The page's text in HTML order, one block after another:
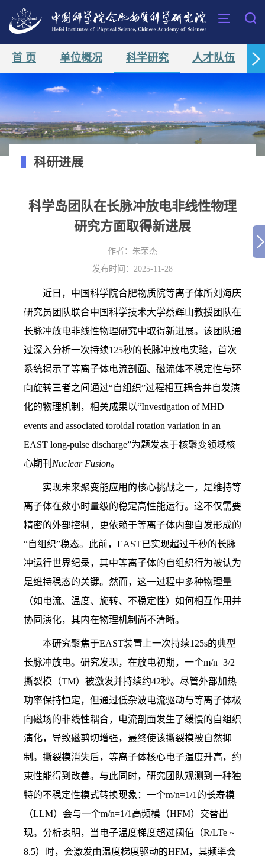
首 页 单位概况 科学研究 人才队伍
科研进展
科学岛团队在长脉冲放电非线性物理
研究方面取得新进展
作者： 朱荣杰
发布时间：2025-11-28
近日，中国科学院合肥物质院等离子体所刘海庆
研究员团队联合中国科学技术大学蔡辉山教授团队在
长脉冲放电非线性物理研究中取得新进展。该团队通
过深入分析一次持续125秒的长脉冲放电实验，首次
系统揭示了等离子体电流剖面、磁流体不稳定性与环
向旋转三者之间通过“自组织”过程相互耦合并自发演
化的物理机制，相关成果以“Investigation of MHD
events and associated toroidal rotation variation in an
EAST long-pulse discharge”为题发表于核聚变领域核
心期刊 Nuclear Fusion。
实现未来聚变能应用的核心挑战之一，是维持等
离子体在数小时量级的稳定高性能运行。这不仅需要
精密的外部控制，更依赖于等离子体内部自发形成的
“自组织”稳态。此前， EAST已实现超过千秒的长脉
冲运行世界纪录，其中等离子体的自组织行为被认为
是维持稳态的关键。然而，这一过程中多种物理量
（如电流、温度、旋转、不稳定性）如何相互作用并
协同演化，其内在物理机制尚不清晰。
本研究聚焦于EAST装置上一次持续125s的典型
长脉冲放电。研究发现，在放电初期，一个m/n=3/2
撕裂模（TM）被激发并持续约42秒。尽管外部加热
功率保持恒定，但通过低杂波电流驱动与等离子体极
向磁场的非线性耦合，电流剖面发生了缓慢的自组织
演化，导致磁剪切增强，最终使该撕裂模被自然抑
制。撕裂模消失后，等离子体核心电子温度升高，约
束性能得到改善。与此同时，研究团队观测到一种独
特的不稳定性模式转换现象：一个m/n=1/1 的长寿模
（LLM）会与一个m/n=1/1 高频模（HFM）交替出
现。分析表明，当电子温度梯度超过阈值（R/LTe ~
8.5）时，会激发由温度梯度驱动的HFM，其频率会